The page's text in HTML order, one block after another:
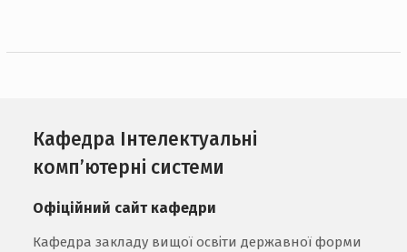
Кафедра Інтелектуальні
комп’ютерні системи
Офіційний сайт кафедри
Кафедра закладу вищої освіти державної форми